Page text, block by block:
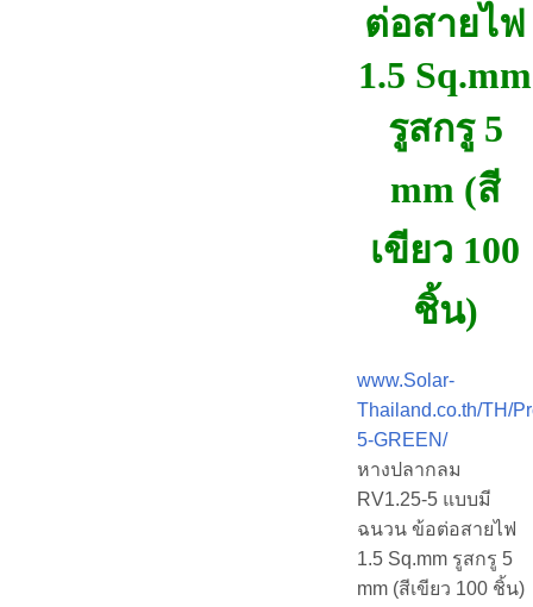
ต่อสายไฟ
1.5 Sq.mm
รูสกรู 5
mm (สี
เขียว 100
ชิ้น)
www.Solar-
Thailand.co.th/TH/
5-GREEN/
หางปลากลม
RV1.25-5 แบบมี
ฉนวน ข้อต่อสายไฟ
1.5 Sq.mm รูสกรู 5
mm (สีเขียว 100 ชิ้น)